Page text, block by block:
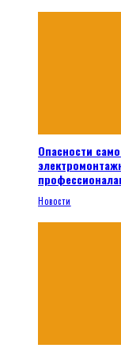
Опасности
Новости